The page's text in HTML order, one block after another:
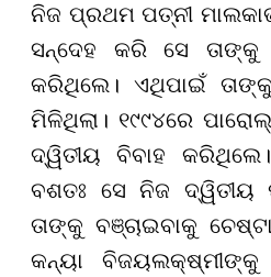
ନିଜ ପ୍ରଥମ ପତ୍ନୀ
ସନ୍ଦେହ କରି ସେ ତାଙ୍କୁ
କରିଥିଲେ। ଏଥିପାଇଁ
ମିଳିଥିଲା। ୧୯୯୪ରେ
ଦ୍ୱିତୀୟ ବିବାହ
ବଶତଃ ସେ ନିଜ ଦ୍ୱିତୀୟ
ତାଙ୍କୁ ବଞ୍ଚାଇବାକୁ
କନ୍ୟା ବିଜୟଲକ୍ଷ୍ମୀଙ୍କୁ